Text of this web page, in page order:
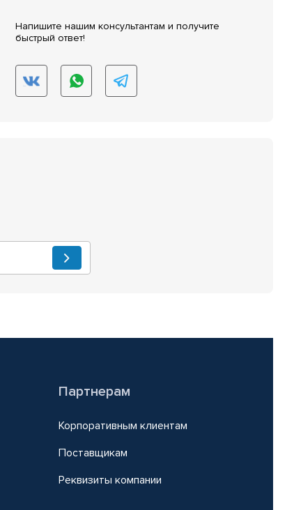
Напишите нашим консультантам и получите
быстрый ответ!
Партнерам
Корпоративным клиентам
Поставщикам
Реквизиты компании